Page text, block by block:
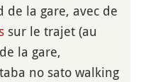
la gare, avec de
sur le trajet (au
la gare,
no sato walking